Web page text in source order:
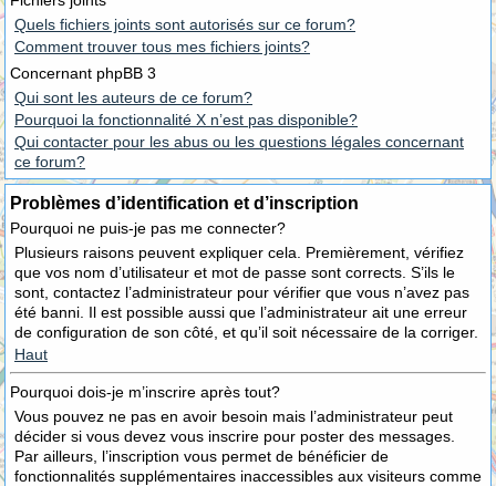
Quels fichiers joints sont autorisés sur ce forum?
Comment trouver tous mes fichiers joints?
Concernant phpBB 3
Qui sont les auteurs de ce forum?
Pourquoi la fonctionnalité X n’est pas disponible?
Qui contacter pour les abus ou les questions légales concernant
ce forum?
Problèmes d’identification et d’inscription
Pourquoi ne puis-je pas me connecter?
Plusieurs raisons peuvent expliquer cela. Premièrement, vérifiez
que vos nom d’utilisateur et mot de passe sont corrects. S’ils le
sont, contactez l’administrateur pour vérifier que vous n’avez pas
été banni. Il est possible aussi que l’administrateur ait une erreur
de configuration de son côté, et qu’il soit nécessaire de la corriger.
Haut
Pourquoi dois-je m’inscrire après tout?
Vous pouvez ne pas en avoir besoin mais l’administrateur peut
décider si vous devez vous inscrire pour poster des messages.
Par ailleurs, l’inscription vous permet de bénéficier de
fonctionnalités supplémentaires inaccessibles aux visiteurs comme